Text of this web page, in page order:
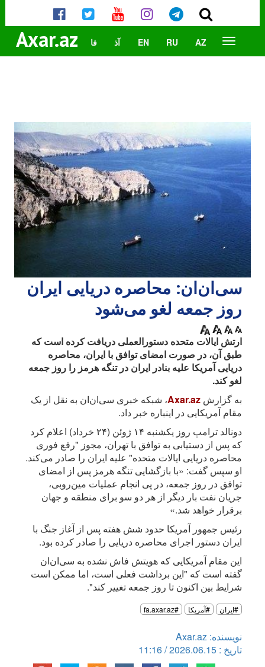
Axar.az AZ
RU
EN آذ فا
سی‌‌ان‌ان‌: محاصره دریایی ایران
روز جمعه لغو می‌شود
ارتش ایالات متحده دستورالعملی دریافت کرده است که
طبق آن، در صورت امضای توافق با ایران، محاصره
دریایی آمریکا علیه بنادر ایران در تنگه هرمز را روز جمعه
لغو کند.
به گزارش Axar.az، شبکه خبری سی‌ان‌ان‌ به نقل از یک
مقام آمریکایی در اینباره خبر داد.
دونالد ترامپ روز یکشنبه ۱۴ ژوئن (۲۴ خرداد) اعلام کرد
که پس از دستیابی به توافق با تهران، مجوز "رفع فوری
محاصره دریایی ایالات متحده" علیه ایران را صادر می‌کند.
او سپس گفت: «با بازگشایی تنگه هرمز پس از امضای
توافق در روز جمعه، در پی انجام عملیات مین‌روبی،
جریان نفت بار دیگر از هر دو سو برای منطقه و جهان
برقرار خواهد شد.»
رئیس جمهور آمریکا حدود شش هفته پس از آغاز جنگ با
ایران دستور اجرای محاصره دریایی را صادر کرده بود.
این مقام آمریکایی که هویتش فاش نشده به سی‌ان‌ان
گفته است که "این برداشت فعلی است، اما ممکن است
شرایط بین اکنون تا روز جمعه تغییر کند".
#ایران #آمریکا #fa.axar.az
نویسنده: Axar.az
تاریخ : 2026.06.15 / 11:16